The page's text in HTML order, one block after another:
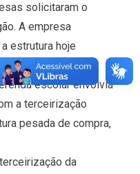
solicitaram o
A empresa
estrutura hoje
escolar envolvia
a terceirização
pesada de compra,
da